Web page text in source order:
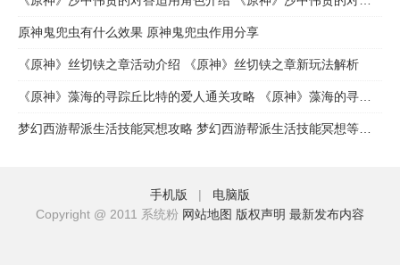
原神鬼兜虫有什么效果 原神鬼兜虫作用分享
《原神》丝切铗之章活动介绍 《原神》丝切铗之章新玩法解析
手机版 | 电脑版
Copyright @ 2011 系统粉 网站地图 版权声明 最新发布内容